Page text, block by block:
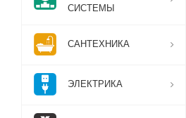
СИСТЕМЫ
САНТЕХНИКА
ЭЛЕКТРИКА